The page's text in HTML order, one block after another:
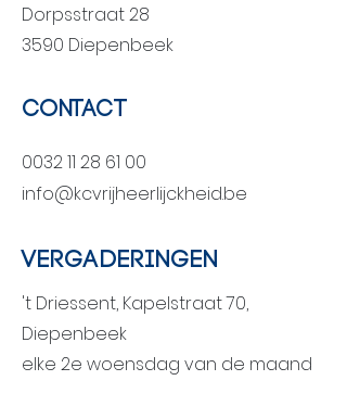
Dorpsstraat 28
3590 Diepenbeek
Contact
0032 11 28 61 00
info@kcvrijheerlijckheid.be
vergaderingen
't Driessent, Kapelstraat 70,
Diepenbeek
elke 2e woensdag van de maand